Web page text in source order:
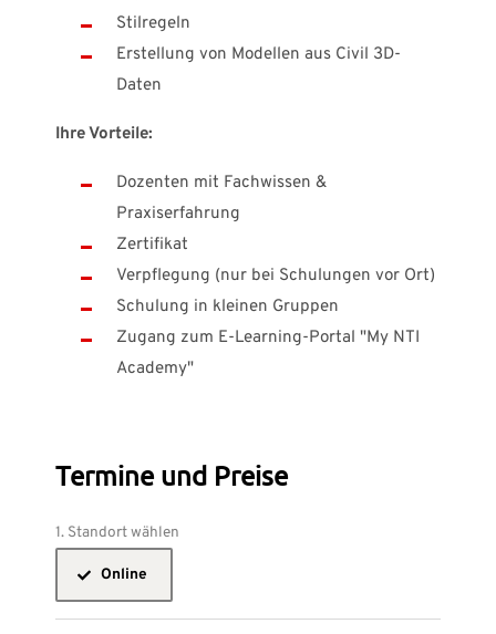
Stilregeln
Erstellung von Modellen aus Civil 3D-
Daten
Ihre Vorteile:
Dozenten mit Fachwissen &
Praxiserfahrung
Zertifikat
Verpflegung (nur bei Schulungen vor Ort)
Schulung in kleinen Gruppen
Zugang zum E-Learning-Portal "My NTI
Academy"
Termine und Preise
1. Standort wählen
Online